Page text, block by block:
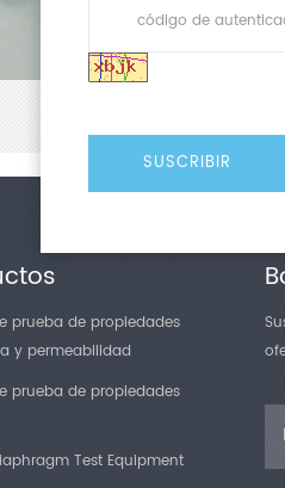
prueba de propiedades
y permeabilidad
prueba de propiedades
Test Equipment